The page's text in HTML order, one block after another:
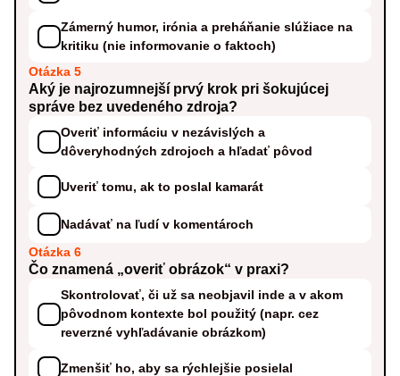
Zámerný humor, irónia a preháňanie slúžiace na
kritiku (nie informovanie o faktoch)
Otázka 5
Aký je najrozumnejší prvý krok pri šokujúcej
správe bez uvedeného zdroja?
Overiť informáciu v nezávislých a
dôveryhodných zdrojoch a hľadať pôvod
Uveriť tomu, ak to poslal kamarát
Nadávať na ľudí v komentároch
Otázka 6
Čo znamená „overiť obrázok“ v praxi?
Skontrolovať, či už sa neobjavil inde a v akom
pôvodnom kontexte bol použitý (napr. cez
reverzné vyhľadávanie obrázkom)
Zmenšiť ho, aby sa rýchlejšie posielal